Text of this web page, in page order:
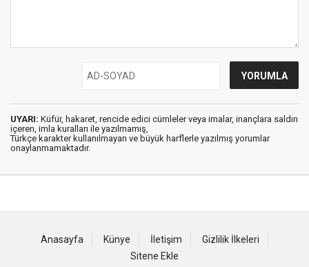
UYARI: Küfür, hakaret, rencide edici cümleler veya imalar, inançlara saldırı
içeren, imla kuralları ile yazılmamış,
Türkçe karakter kullanılmayan ve büyük harflerle yazılmış yorumlar
onaylanmamaktadır.
Anasayfa Künye İletişim
Gizlilik İlkeleri
Sitene Ekle